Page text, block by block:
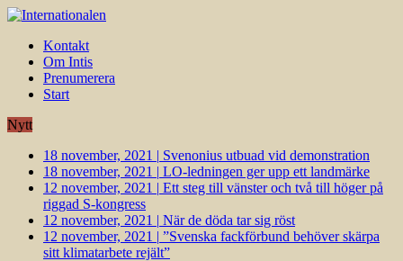
Kontakt
Om Intis
Prenumerera
Start
Nytt
18 november, 2021 | Svenonius utbuad vid demonstration
18 november, 2021 | LO-ledningen ger upp ett landmärke
12 november, 2021 | Ett steg till vänster och två till höger på
riggad S-kongress
12 november, 2021 | När de döda tar sig röst
12 november, 2021 | ”Svenska fackförbund behöver skärpa
sitt klimatarbete rejält”